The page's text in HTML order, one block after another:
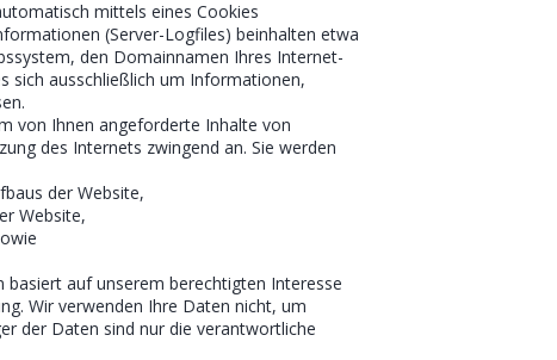
mittels eines Cookies
(Server-Logfiles) beinhalten etwa
den Domainnamen Ihres Internet-
sich ausschließlich um Informationen,
von Ihnen angeforderte Inhalte von
des Internets zwingend an. Sie werden
der Website,
Website,
auf unserem berechtigten Interesse
Wir verwenden Ihre Daten nicht, um
der Daten sind nur die verantwortliche